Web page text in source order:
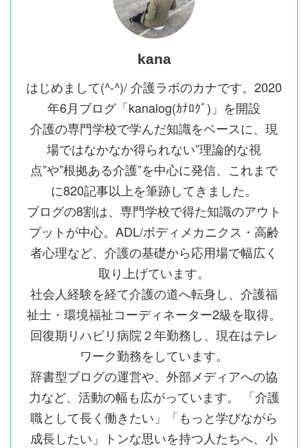
kana
はじめまして(^-^)/ 介護ラボのカナです。2020
年6月ブログ「kanalog(ｶﾅﾛｸﾞ)」を開設
介護の専門学校で学んだ知識をベースに、現
場ではなかなか得られない”理論的な視
点”や”根拠ある介護”を中心に発信、これまで
に820記事以上を筆跡してきました。
ブログの8割は、専門学校で得た知識のアウト
プットが中心。ADL/ボディメカニクス・高齢
者心理など、介護の基礎から応用場で幅広く
取り上げています。
社会人経験を経て介護の道へ転身し、介護福
祉士・環境福祉コーディネーター2級を取得。
回復期リハビリ病院２年勤務し、現在はテレ
ワーク勤務をしています。
辞書型ブログの運営や、外部メディアへの協
力など、活動の幅も広がっています。 「介護
職として長く働きたい」「もっと学びながら
成長したい」トンな思いを持つ人たちへ、小